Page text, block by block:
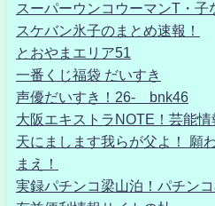
スーパーウンコウーマンT・子
スケバン氷子のまとめ速報！
とおやまエリア51
一番くじ福袋 だいすき
声優だいすき！26- bnk46
大阪エキストラNOTE！芸能情
天にまします我らが父よ！ 願
まえ！
実録パチンコ梁山泊！パチン